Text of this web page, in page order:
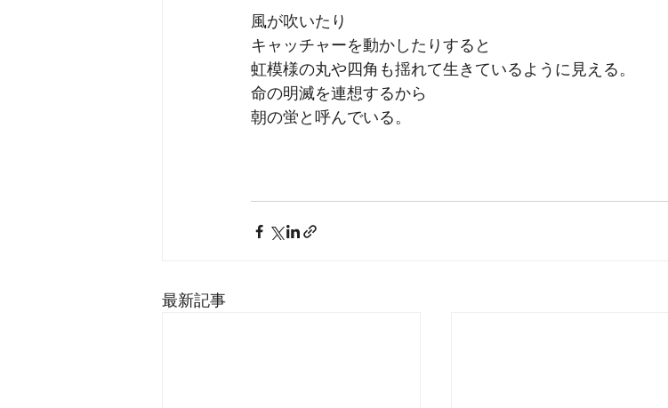
風が吹いたり
キャッチャーを動かしたりすると
虹模様の丸や四角も揺れて生きているように見える。
命の明滅を連想するから
朝の蛍と呼んでいる。
最新記事